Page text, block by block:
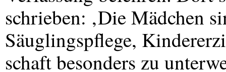
schrieben: ‚Die Mädchen
Säuglingspflege,
schaft besonders zu